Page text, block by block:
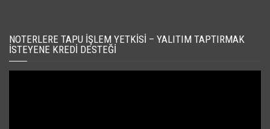
NOTERLERE TAPU İŞLEM YETKISI – YALITIM TAPTIRMAK
İSTEYENE KREDI DESTEĞI